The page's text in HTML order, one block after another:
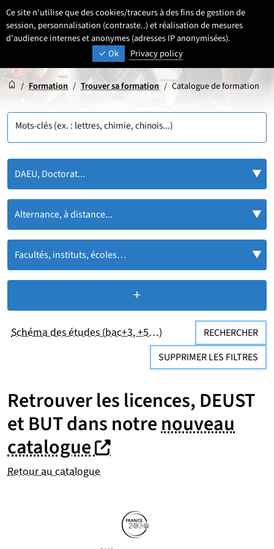
Ce site n'utilise que des cookies/traceurs à des fins de gestion de
session, personnalisation (contraste..) et réalisation de mesures
d'audience internes et anonymes (adresses IP anonymisées).
Ok
Privacy policy
Aller
au
contenu
Aller
au
menu
Aller
au
pied
page
UNIVERSITÉ DE LILLE
INSPIRONS DEMAIN
ParamétrageSélectionner une
FR
- Français
Accueil
Accueil
/ Formation / Trouver sa formation / Catalogue de formation
Mots-clés (ex. : lettres, chimie, chinois...)
DAEU, Doctorat...
Alternance, à distance...
Facultés, instituts, écoles…
+de critères de
Schéma des études (bac+3, +5…)
RECHERCHER
SUPPRIMER LES FILTRES
Retrouver les licences, DEUST
et BUT dans notrenouveau
catalogue(nouvelle fenêtre)
(nouvelle fenêtre)
Retour au catalogue
(nouvelle fenêtre)